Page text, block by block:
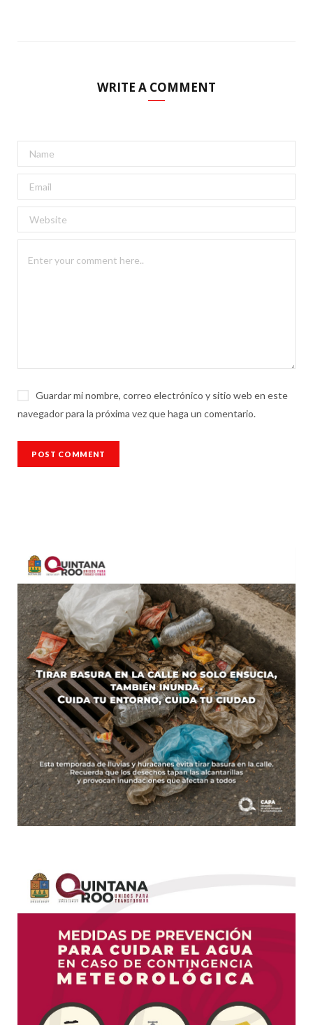
WRITE A COMMENT
Guardar mi nombre, correo electrónico y sitio web en este
navegador para la próxima vez que haga un comentario.